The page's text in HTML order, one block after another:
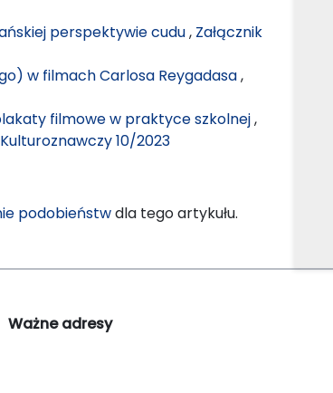
perspektywie cudu, Załącznik
w filmach Carlosa Reygadasa,
filmowe w praktyce szkolnej,
10/2023
podobieństwdla tego artykułu.
Ważne adresy